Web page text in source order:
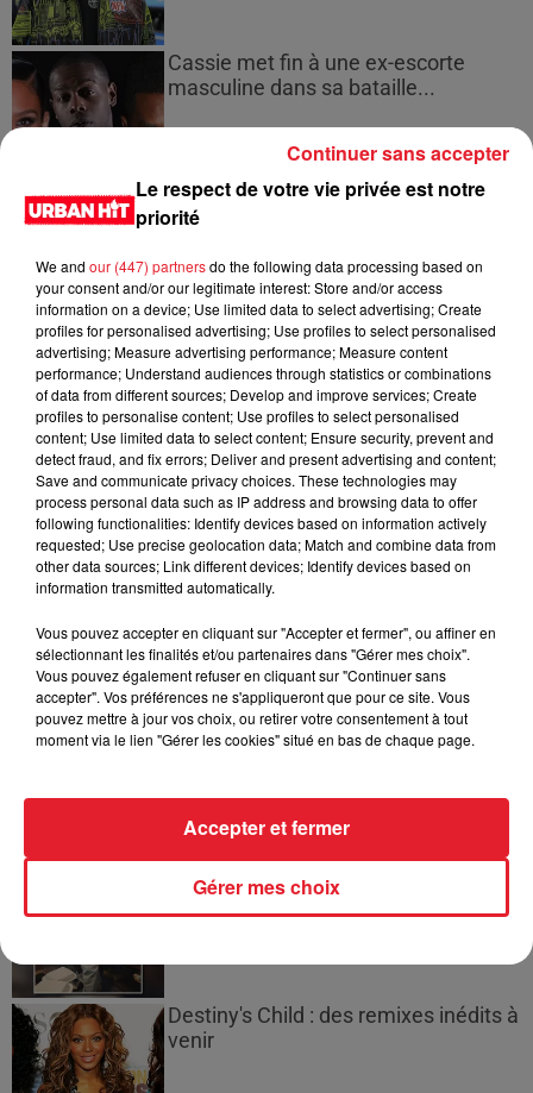
Cassie met fin à une ex-escorte
masculine dans sa bataille...
Des vitres tombent de la tour
entre...
Incendies en Gironde : encore
plusieurs semaines avant
l'extinction...
Bouches-du-Rhône : les ossements
de deux militaires disparus...
Les prix des carburants explosent :
gazole et SP95-E10 au-dessus de...
21 Savage rend hommage à Seven
Shirley, son « neveu » tragiquement...
Destiny's Child : des remixes inédits à
venir
Le respect de votre vie privée est notre
priorité
We and our (447) partnersdo the following data processing based on
your consent and/or our legitimate interest: Store and/or access
information on a device; Use limited data to select advertising; Create
profiles for personalised advertising; Use profiles to select personalised
advertising; Measure advertising performance; Measure content
performance; Understand audiences through statistics or combinations
of data from different sources; Develop and improve services; Create
profiles to personalise content; Use profiles to select personalised
content; Use limited data to select content; Ensure security, prevent and
detect fraud, and fix errors; Deliver and present advertising and content;
Save and communicate privacy choices. These technologies may
process personal data such as IP address and browsing data to offer
following functionalities: Identify devices based on information actively
requested; Use precise geolocation data; Match and combine data from
other data sources; Link different devices; Identify devices based on
information transmitted automatically.
Vous pouvez accepter en cliquant sur "Accepter et fermer", ou affiner en
sélectionnant les finalités et/ou partenaires dans "Gérer mes choix".
Vous pouvez également refuser en cliquant sur "Continuer sans
accepter". Vos préférences ne s'appliqueront que pour ce site. Vous
pouvez mettre à jour vos choix, ou retirer votre consentement à tout
moment via le lien "Gérer les cookies" situé en bas de chaque page.
Gérer mes choix
Accepter et fermer
Continuer sans accepter